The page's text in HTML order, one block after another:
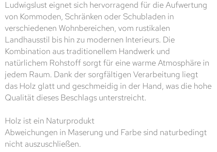
Ludwigslust eignet sich hervorragend für die Aufwertung
von Kommoden, Schränken oder Schubladen in
verschiedenen Wohnbereichen, vom rustikalen
Landhausstil bis hin zu modernen Interieurs. Die
Kombination aus traditionellem Handwerk und
natürlichem Rohstoff sorgt für eine warme Atmosphäre in
jedem Raum. Dank der sorgfältigen Verarbeitung liegt
das Holz glatt und geschmeidig in der Hand, was die hohe
Qualität dieses Beschlags unterstreicht.
Holz ist ein Naturprodukt
Abweichungen in Maserung und Farbe sind naturbedingt
nicht auszuschließen.